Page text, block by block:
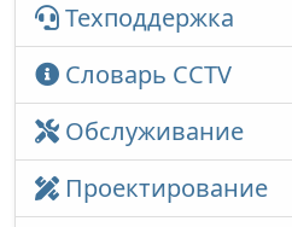
Техподдержка
Словарь CCTV
Обслуживание
Проектирование